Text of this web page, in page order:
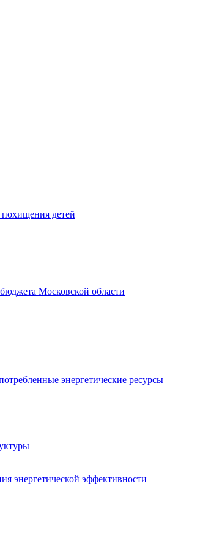
детей
Московской области
энергетические ресурсы
энергетической эффективности